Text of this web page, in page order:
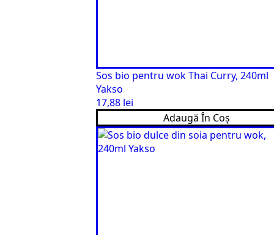
Sos bio pentru wok Thai Curry, 240ml
Yakso
17,88 lei
Adaugă În Coș